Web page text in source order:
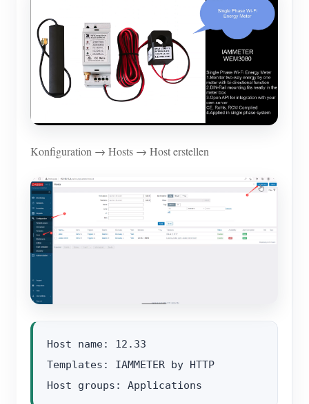
Konfiguration → Hosts → Host erstellen
Host name: 12.33
Templates: IAMMETER by HTTP